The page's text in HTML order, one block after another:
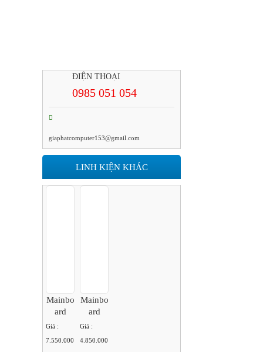
ĐIỆN THOẠI
0985 051 054
giaphatcomputer153@gmail.com
LINH KIỆN KHÁC
Mainbo
Ard
ASUS
Giá :
7.550.000
Mainbo
Ard
ASUS
Giá :
4.850.000